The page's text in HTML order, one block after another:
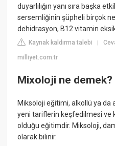
duyarlılığın yanı sıra başka
sersemliğinin şüpheli birçok
dehidrasyon, B12 vitamin
Kaynak kaldırma talebi |
milliyet.com.tr
Mixoloji ne demek?
Miksoloji eğitimi, alkollü ya da
yeni tariflerin keşfedilmesi ve
olduğu eğitimdir. Miksoloji,
olarak bilinir.